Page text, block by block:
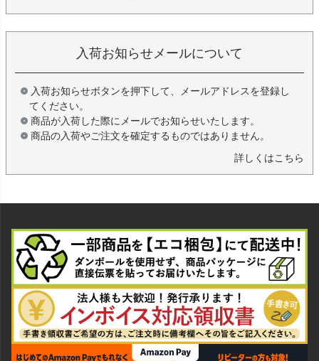
入荷お知らせメールについて
入荷お知らせボタンを押下して、メールアドレスを登録し
てください。
商品が入荷した際にメールでお知らせいたします。
商品の入荷やご注文を確定するものではありません。
詳しくはこちら